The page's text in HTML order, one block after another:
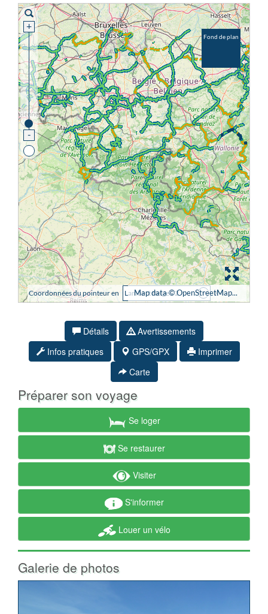
Détails
Avertissements
Infos pratiques
GPS/GPX
Imprimer
Carte
Préparer son voyage
Se loger
Se restaurer
Visiter
S'informer
Louer un vélo
Galerie de photos